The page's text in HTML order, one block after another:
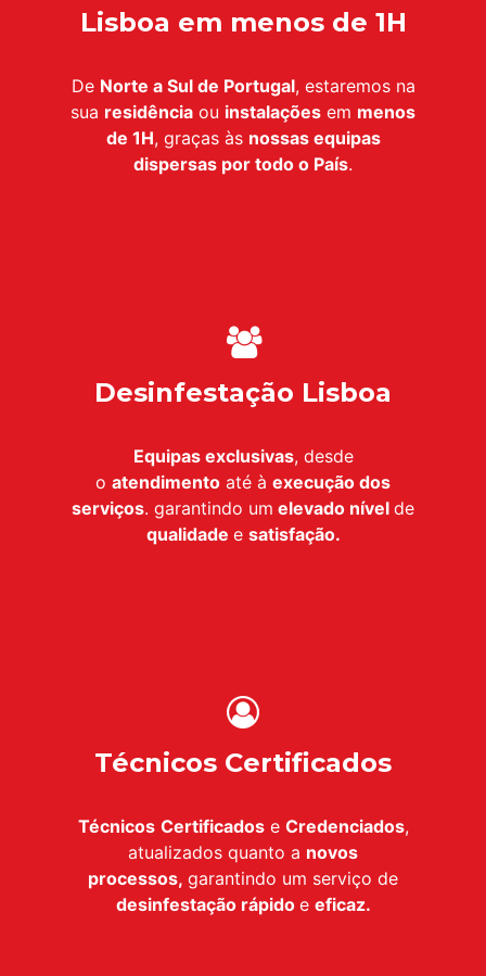
Lisboa em menos de 1H
De Norte a Sul de Portugal, estaremos na
sua residência ou instalações em menos
de 1H, graças às nossas equipas
dispersas por todo o País.
Desinfestação Lisboa
Equipas exclusivas, desde
o atendimento até à execução dos
serviços. garantindo um elevado nível de
qualidade e satisfação.
Técnicos Certificados
Técnicos Certificadose Credenciados,
atualizados quanto a novos
processos, garantindo um serviço de
desinfestaçãorápido e eficaz.